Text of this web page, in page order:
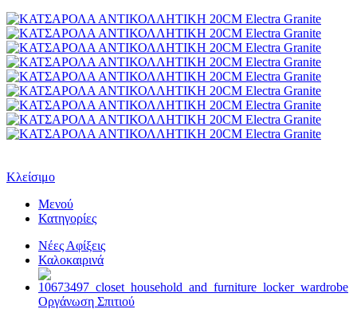
Κλείσιμο
Μενού
Κατηγορίες
Νέες Αφίξεις
Καλοκαιρινά
Οργάνωση Σπιτιού